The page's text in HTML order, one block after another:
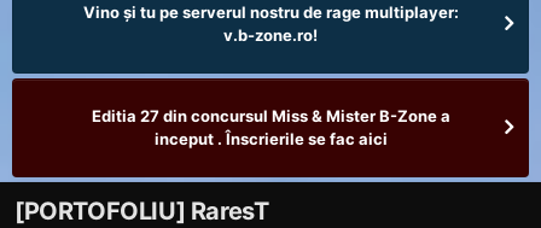
Vino și tu pe serverul nostru de rage multiplayer:
v.b-zone.ro!
Editia 27 din concursul Miss & Mister B-Zone a
inceput . Înscrierile se fac aici
[PORTOFOLIU] RaresT